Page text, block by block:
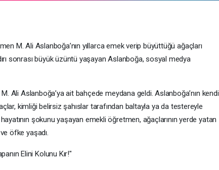
M. Ali Aslanboğa’nın yıllarca emek verip büyüttüğü ağaçları
sonrası büyük üzüntü yaşayan Aslanboğa, sosyal medya
Ali Aslanboğa’ya ait bahçede meydana geldi. Aslanboğa’nın kendi
kimliği belirsiz şahıslar tarafından baltayla ya da testereyle
şokunu yaşayan emekli öğretmen, ağaçlarının yerde yatan
öfke yaşadı.
Elini Kolunu Kır!"